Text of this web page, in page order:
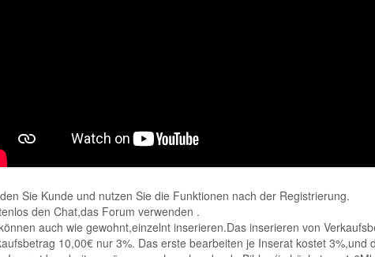
Sie Kunde und nutzen Sie die Funktionen nach der Registrierung.
den Chat,das Forum verwenden .
auch wie gewohnt,einzelnt inserieren.Das inserieren von
10,00€ nur 3%. Das erste bearbeiten je Inserat kostet